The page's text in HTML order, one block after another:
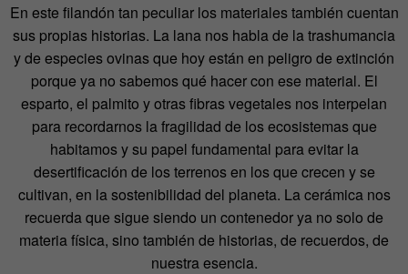
En este filandón tan peculiar los materiales también cuentan
sus propias historias. La lana nos habla de la trashumancia
y de especies ovinas que hoy están en peligro de extinción
porque ya no sabemos qué hacer con ese material. El
esparto, el palmito y otras fibras vegetales nos interpelan
para recordarnos la fragilidad de los ecosistemas que
habitamos y su papel fundamental para evitar la
desertificación de los terrenos en los que crecen y se
cultivan, en la sostenibilidad del planeta. La cerámica nos
recuerda que sigue siendo un contenedor ya no solo de
materia física, sino también de historias, de recuerdos, de
nuestra esencia.